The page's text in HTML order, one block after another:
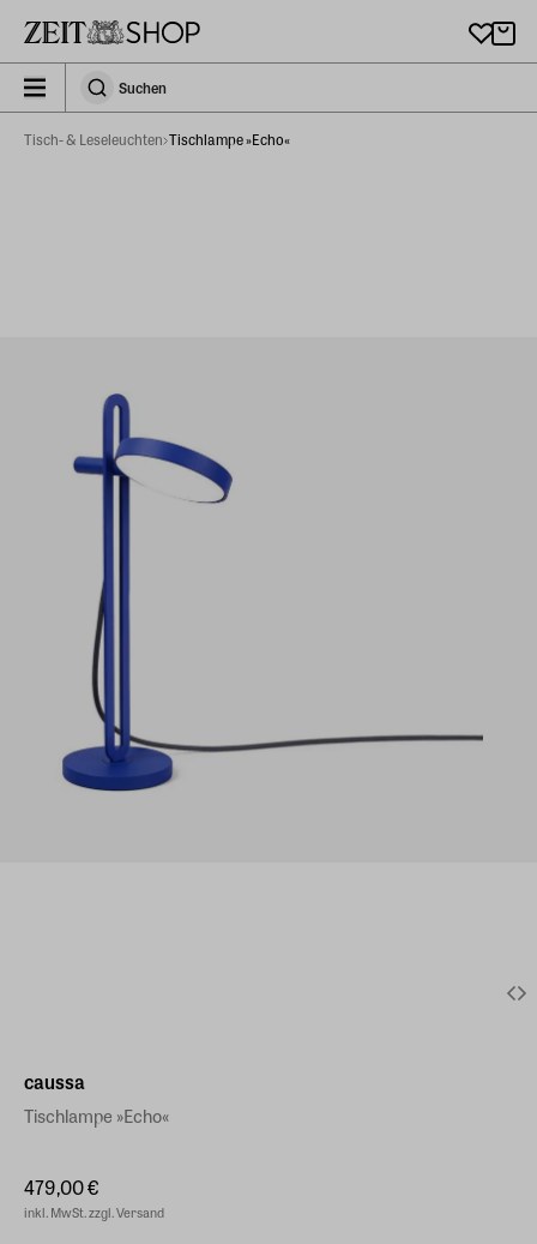
zeit_storefront.components.search.collapsed
SuchenSuchen
Tisch- & Leseleuchten Tischlampe »Echo«
caussa
Tischlampe »Echo«
479,00 €
inkl. MwSt. zzgl. Versand